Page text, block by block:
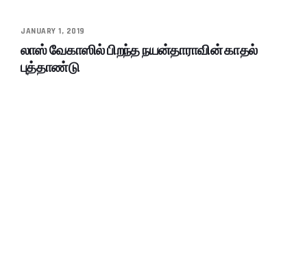
JANUARY 1, 2019
லாஸ் வேகாஸில் பிறந்த நயன்தாராவின் காதல்
புத்தாண்டு